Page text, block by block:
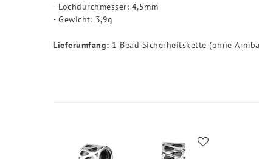
- Lochdurchmesser: 4,5mm
- Gewicht: 3,9g
Lieferumfang: 1 Bead Sicherheitskette (ohne